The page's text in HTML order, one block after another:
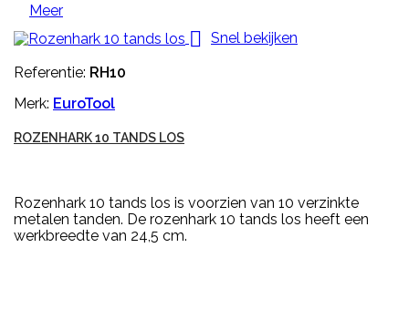
Meer
 Snel bekijken
Referentie: RH10
Merk: EuroTool
ROZENHARK 10 TANDS LOS
Rozenhark 10 tands los is voorzien van 10 verzinkte
metalen tanden. De rozenhark 10 tands los heeft een
werkbreedte van 24,5 cm.